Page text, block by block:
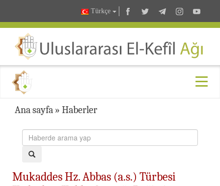
Türkçe
Ana sayfa » Haberler
Mukaddes Hz. Abbas (a.s.) Türbesi